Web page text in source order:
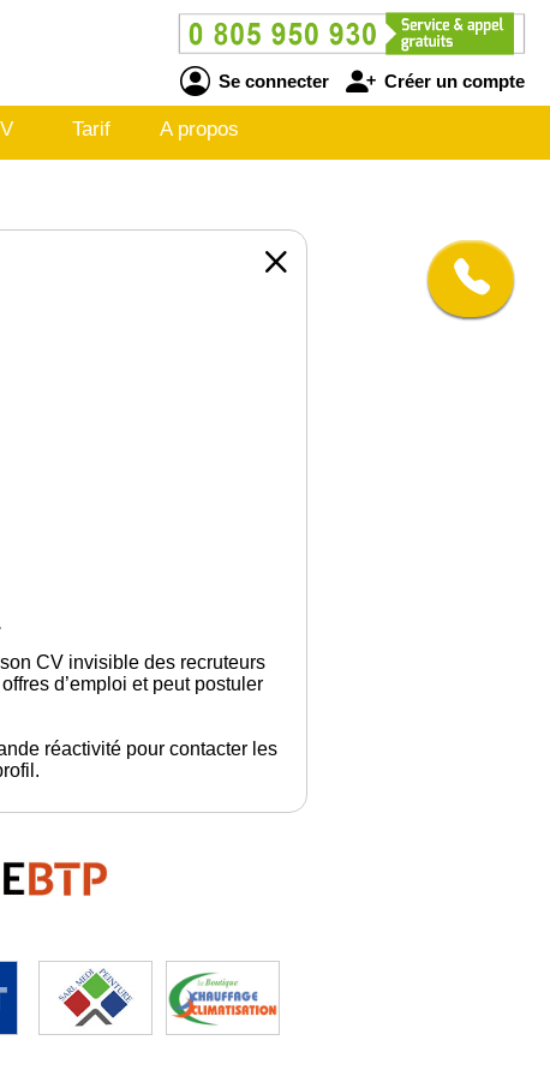
Se connecter Créer un compte
Tarif A propos
CV invisible des recruteurs
d’emploi et peut postuler
réactivité pour contacter les